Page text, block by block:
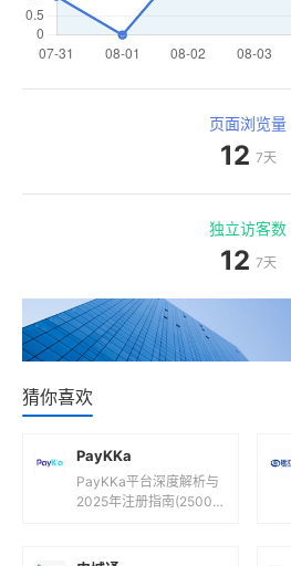
页面浏览量
12 7天
独立访客数
12 7天
猜你喜欢
PayKKa
PayKKa平台深度解析与
2025年注册指南(2500
1 平台背景...